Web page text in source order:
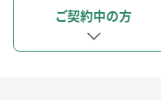
ご契約中の方